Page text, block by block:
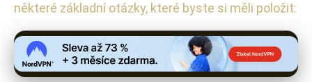
některé základní otázky, které byste si měli položit: